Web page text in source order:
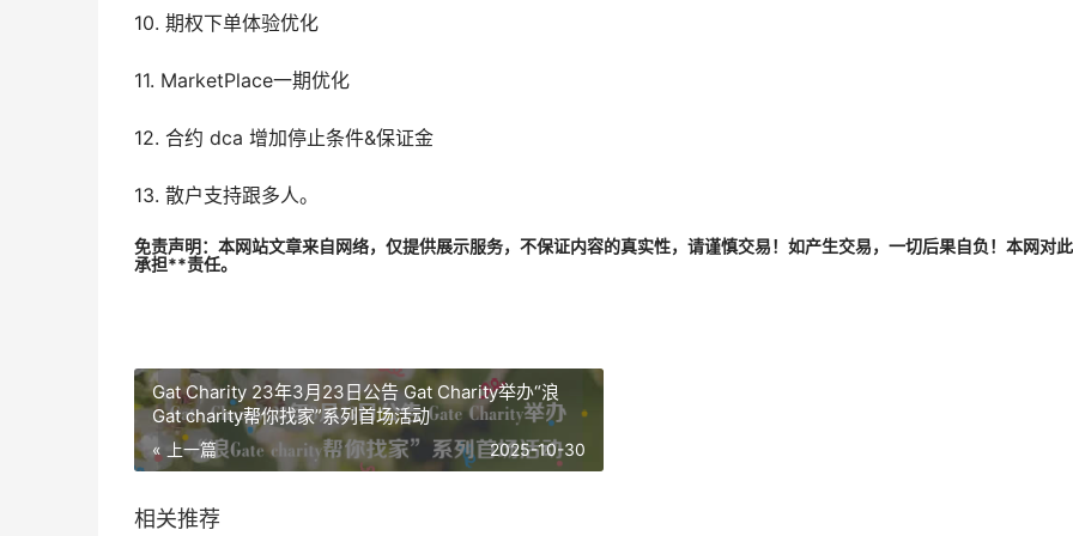
10. 期权下单体验优化
11. MarketPlace一期优化
12. 合约 dca 增加停止条件&保证金
13. 散户支持跟多人。
免责声明：本网站文章来自网络，仅提供展示服务，不保证内容的真实性，请谨慎交易！如产生交易，一切后果自负！本网对
承担**责任。
Gat Charity 23年3月23日公告 Gat Charity举办“浪
Gat charity帮你找家”系列首场活动
« 上一篇 2025-10-30
相关推荐